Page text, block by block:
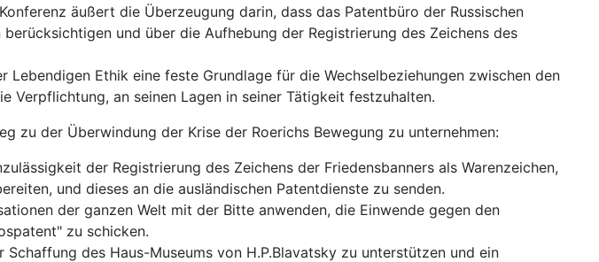
äußert die Überzeugung darin, dass das Patentbüro der Russischen
und über die Aufhebung der Registrierung des Zeichens des
Ethik eine feste Grundlage für die Wechselbeziehungen zwischen den
Verpflichtung, an seinen Lagen in seiner Tätigkeit festzuhalten.
zu der Überwindung der Krise der Roerichs Bewegung zu unternehmen:
der Registrierung des Zeichens der Friedensbanners als Warenzeichen,
und dieses an die ausländischen Patentdienste zu senden.
der ganzen Welt mit der Bitte anwenden, die Einwende gegen den
zu schicken.
des Haus-Museums von H.P.Blavatsky zu unterstützen und ein